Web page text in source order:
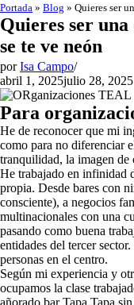
Portada » Blog » Quieres ser
Quieres ser
se te ve neón
porIsa Campo
abril 1, 2025julio 28, 2025
Para
He de reconocer que mi
como para no diferenciar
tranquilidad, la imagen de
He trabajado en infinidad
propia. Desde bares con
consciente), a negocios
multinacionales con una
pasando como buena
entidades del tercer
personas en el centro.
Según mi experiencia y
ocupamos la clase